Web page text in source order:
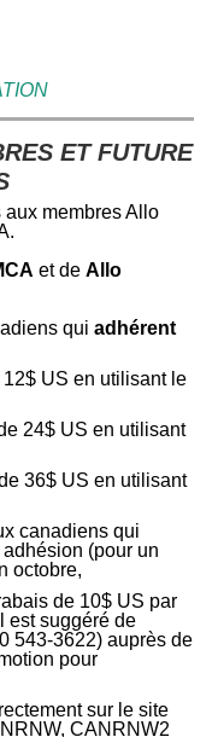
ET FUTURE
membres Allo
et de Allo
qui adhérent
US en utilisant le
24$ US en utilisant
36$ US en utilisant
canadiens qui
adhésion (pour un
octobre,
de 10$ US par
est suggéré de
543-3622) auprès de
pour
sur le site
CANRNW2